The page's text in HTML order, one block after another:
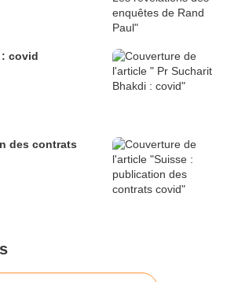
: covid
des contrats